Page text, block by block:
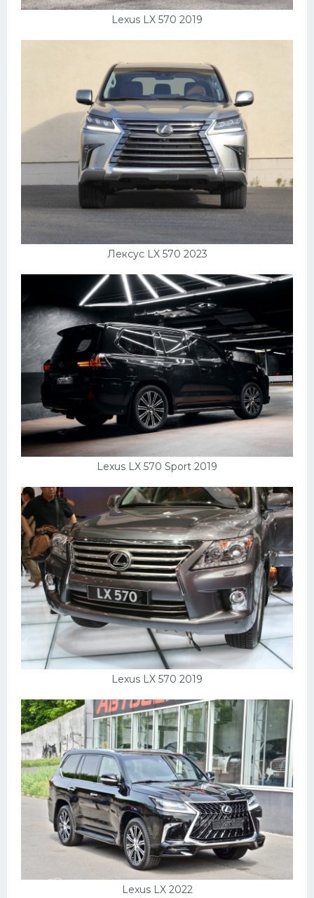
Lexus LX 570 2019
Лексус LX 570 2023
Lexus LX 570 Sport 2019
Lexus LX 570 2019
Lexus LX 2022